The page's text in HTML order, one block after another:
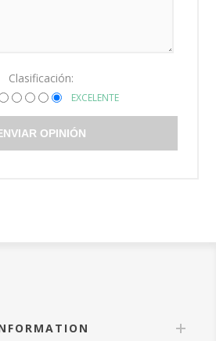
Clasificación:
EXCELENTE
OPINIÓN